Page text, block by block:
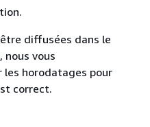
diffusées dans le
nous vous
les horodatages pour
correct.